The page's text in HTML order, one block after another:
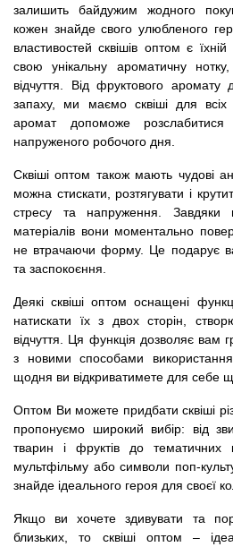
залишить байдужим жодного
кожен знайде свого улюбленого
властивостей сквішів оптом є
свою унікальну ароматичну
відчуття. Від фруктового аромату
запаху, ми маємо сквіші для
аромат допоможе
напруженого робочого дня.
Сквіші оптом також мають чудові
можна стискати, розтягувати і
стресу та напруження. Завдяки
матеріалів вони моментально
не втрачаючи форму. Це подарує
та заспокоєння.
Деякі сквіші оптом оснащені
натискати їх з двох сторін,
відчуття. Ця функція дозволяє вам
з новими способами
щодня ви відкриватимете для себе
Оптом Ви можете придбати сквіші
пропонуємо широкий вибір: від
тварин і фруктів до тематичних
мультфільму або символи поп-
знайде ідеального героя для своєї
Якщо ви хочете здивувати та
близьких, то сквіші оптом –